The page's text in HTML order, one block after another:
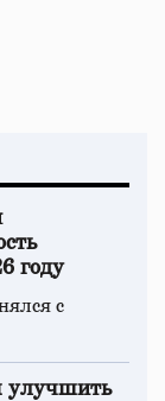
году
с
улучшить